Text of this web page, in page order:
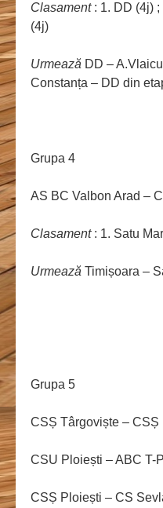
Clasament: 1. DD (4j) ;
(4j)
Urmează DD –
Constanța – DD din
Grupa 4
AS BC Valbon Arad –
Clasament: 1. Satu
Urmează Timișoara –
Grupa 5
CSȘ Târgoviște – CSȘ
CSU Ploiești – ABC T-
CSȘ Ploiești – CS